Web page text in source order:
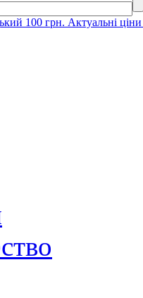
100 грн. Актуальні